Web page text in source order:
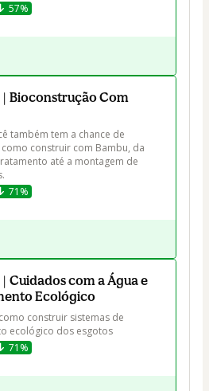
57%
| Bioconstrução Com
também tem a chance de
construir com Bambu, da
até a montagem de
71%
Cuidados com a Água e
Ecológico
construir sistemas de
ecológico dos esgotos
71%